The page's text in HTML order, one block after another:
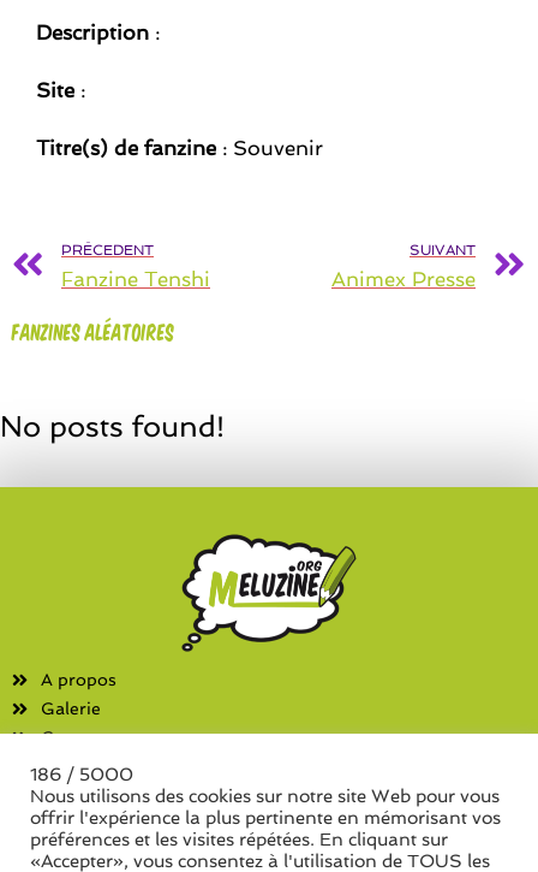
Description :
Site :
Titre(s) de fanzine : Souvenir
PRÉCEDENT
Fanzine Tenshi
SUIVANT
Animex Presse
Fanzines aléatoires
No posts found!
A propos
Galerie
Contact
Fanzines
Liste des associations
Liste des séries de fanzine
186 / 5000
Nous utilisons des cookies sur notre site Web pour vous
offrir l'expérience la plus pertinente en mémorisant vos
préférences et les visites répétées. En cliquant sur
«Accepter», vous consentez à l'utilisation de TOUS les